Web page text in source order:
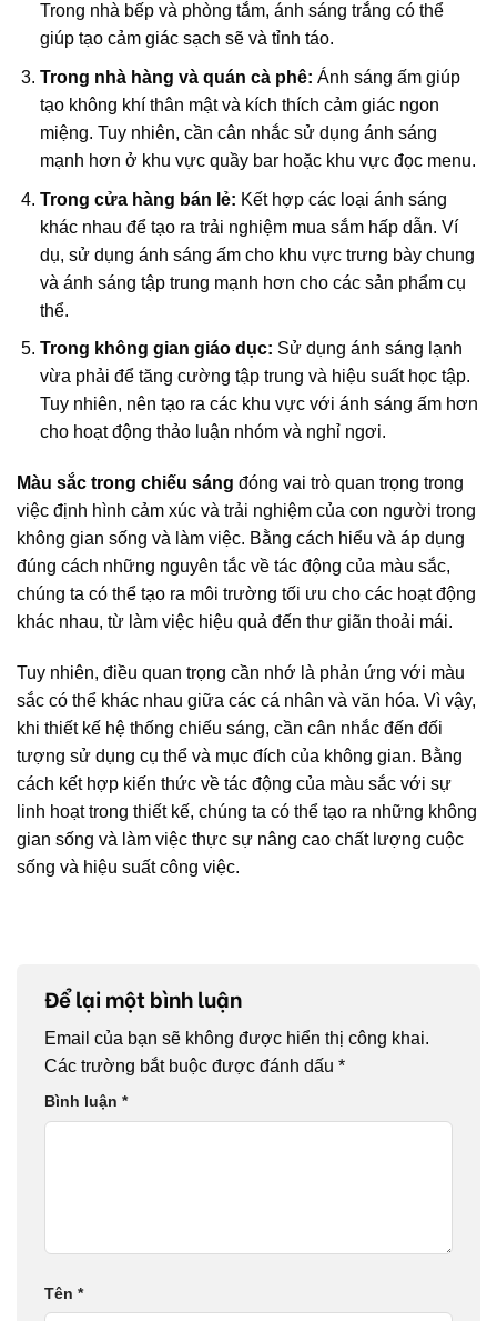
Trong nhà bếp và phòng tắm, ánh sáng trắng có thể
giúp tạo cảm giác sạch sẽ và tỉnh táo.
Trong nhà hàng và quán cà phê: Ánh sáng ấm giúp
tạo không khí thân mật và kích thích cảm giác ngon
miệng. Tuy nhiên, cần cân nhắc sử dụng ánh sáng
mạnh hơn ở khu vực quầy bar hoặc khu vực đọc menu.
Trong cửa hàng bán lẻ: Kết hợp các loại ánh sáng
khác nhau để tạo ra trải nghiệm mua sắm hấp dẫn. Ví
dụ, sử dụng ánh sáng ấm cho khu vực trưng bày chung
và ánh sáng tập trung mạnh hơn cho các sản phẩm cụ
thể.
Trong không gian giáo dục: Sử dụng ánh sáng lạnh
vừa phải để tăng cường tập trung và hiệu suất học tập.
Tuy nhiên, nên tạo ra các khu vực với ánh sáng ấm hơn
cho hoạt động thảo luận nhóm và nghỉ ngơi.
Màu sắc trong chiếu sáng đóng vai trò quan trọng trong
việc định hình cảm xúc và trải nghiệm của con người trong
không gian sống và làm việc. Bằng cách hiểu và áp dụng
đúng cách những nguyên tắc về tác động của màu sắc,
chúng ta có thể tạo ra môi trường tối ưu cho các hoạt động
khác nhau, từ làm việc hiệu quả đến thư giãn thoải mái.
Tuy nhiên, điều quan trọng cần nhớ là phản ứng với màu
sắc có thể khác nhau giữa các cá nhân và văn hóa. Vì vậy,
khi thiết kế hệ thống chiếu sáng, cần cân nhắc đến đối
tượng sử dụng cụ thể và mục đích của không gian. Bằng
cách kết hợp kiến thức về tác động của màu sắc với sự
linh hoạt trong thiết kế, chúng ta có thể tạo ra những không
gian sống và làm việc thực sự nâng cao chất lượng cuộc
sống và hiệu suất công việc.
Để lại một bình luận
Email của bạn sẽ không được hiển thị công khai.
Các trường bắt buộc được đánh dấu *
Bình luận *
Tên *